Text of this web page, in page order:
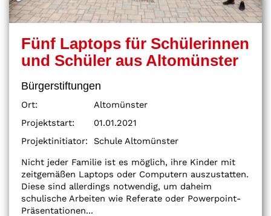
Fünf Laptops für Schülerinnen
und Schüler aus Altomünster
Bürgerstiftungen
Ort:
Altomünster
Projektstart:
01.01.2021
Projektinitiator:
Schule Altomünster
Nicht jeder Familie ist es möglich, ihre Kinder mit
zeitgemäßen Laptops oder Computern auszustatten.
Diese sind allerdings notwendig, um daheim
schulische Arbeiten wie Referate oder Powerpoint-
Präsentationen...